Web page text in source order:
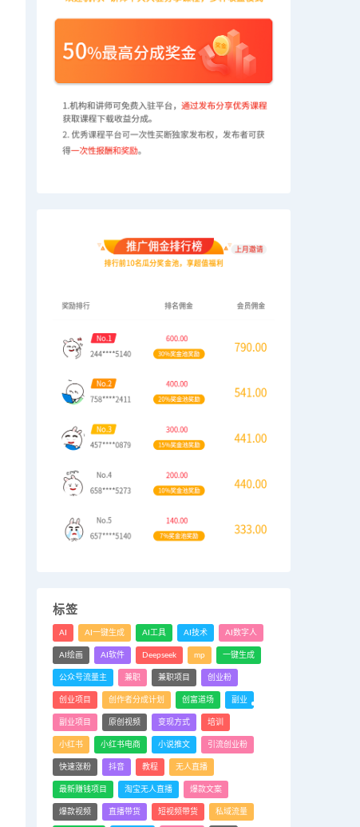
标签
AI AI一键生成 AI工具 AI技术 AI数字人
AI绘画 AI软件 Deepseek mp 一键生成
公众号流量主 兼职 兼职项目 创业粉
创业项目 创作者分成计划 创富道场 副业
副业项目 原创视频 变现方式 培训
小红书 小红书电商 小说推文 引流创业粉
快速涨粉 抖音 教程 无人直播
最新赚钱项目 淘宝无人直播 爆款文案
爆款视频 直播带货 短视频带货 私域流量